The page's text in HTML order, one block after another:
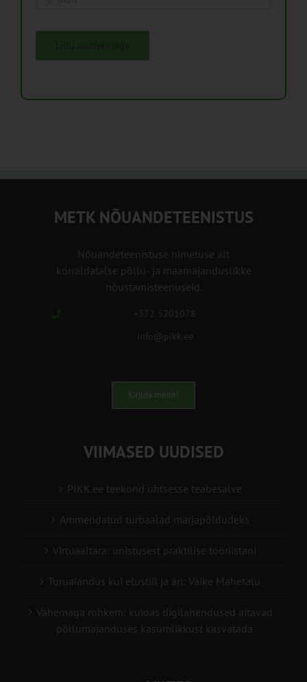
METK NÕUANDETEENISTUS
Nõuandeteenistuse nimetuse alt
korraldatalse põllu- ja maamajanduslikke
nõustamisteenuseid.
+372 5201078
info@pikk.ee
Kirjuta meile!
VIIMASED UUDISED
PIKK.ee teekond ühtsesse teabesalve
Ammendatud turbaalad marjapõldudeks
Virtuaaltara: unistusest praktilise tööriistani
Turuaiandus kui elustiil ja äri: Väike Mahetalu
Vähemaga rohkem: kuidas digilahendused aitavad
põllumajanduses kasumlikkust kasvatada